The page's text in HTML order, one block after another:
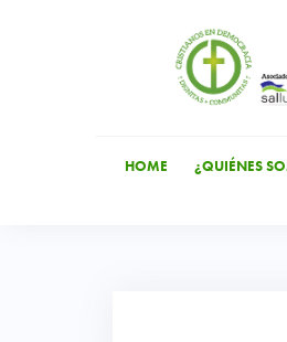
HOME ¿QUIÉNES